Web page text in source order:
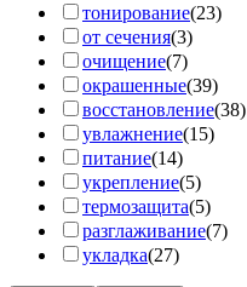
тонирование(23)
от сечения(3)
очищение(7)
окрашенные(39)
восстановление(38)
увлажнение(15)
питание(14)
укрепление(5)
термозащита(5)
разглаживание(7)
укладка(27)